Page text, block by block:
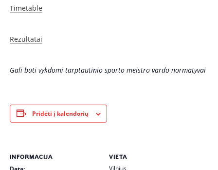
Timetable
Rezultatai
Gali būti vykdomi tarptautinio sporto meistro vardo normatyvai
Pridėti į kalendorių
INFORMACIJA VIETA
Vilnius